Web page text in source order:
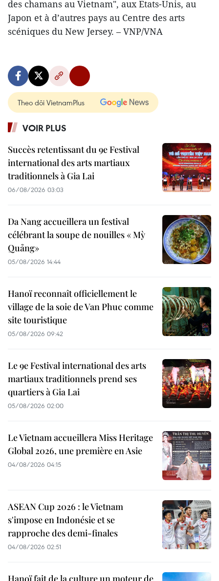
des chamans au Vietnam", aux Etats-Unis, au
Japon et à d’autres pays au Centre des arts
scéniques du New Jersey. – VNP/VNA
Theo dõi VietnamPlus
VOIR PLUS
Succès retentissant du 9e Festival
international des arts martiaux
traditionnels à Gia Lai
06/08/2026 03:03
Da Nang accueillera un festival
célébrant la soupe de nouilles « Mỳ
Quảng»
05/08/2026 14:44
Hanoï reconnaît officiellement le
village de la soie de Van Phuc comme
site touristique
05/08/2026 09:42
Le 9e Festival international des arts
martiaux traditionnels prend ses
quartiers à Gia Lai
05/08/2026 02:00
Le Vietnam accueillera Miss Heritage
Global 2026, une première en Asie
04/08/2026 04:15
ASEAN Cup 2026 : le Vietnam
s'impose en Indonésie et se
rapproche des demi-finales
04/08/2026 02:51
Hanoï fait de la culture un moteur de